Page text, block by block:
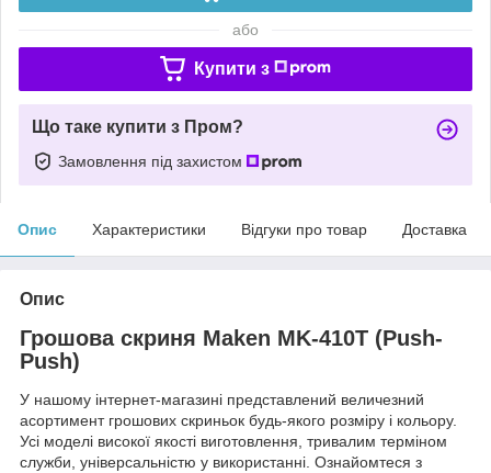
або
Купити з
Що таке купити з Пром?
Замовлення під захистом
Опис Характеристики Відгуки про товар Доставка
Опис
Грошова скриня Maken MK-410T (Push-
Push)
У нашому інтернет-магазині представлений величезний
асортимент грошових скриньок будь-якого розміру і кольору.
Усі моделі високої якості виготовлення, тривалим терміном
служби, універсальністю у використанні. Ознайомтеся з